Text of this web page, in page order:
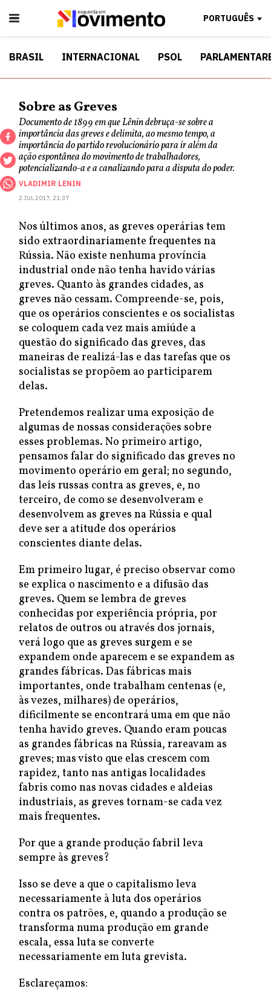
PORTUGUÊS
BRASIL INTERNACIONAL PSOL
Sobre as Greves
Documento de 1899 em que Lênin debruça-se sobre a
importância das greves e delimita, ao mesmo tempo, a
importância do partido revolucionário para ir além da
ação espontânea do movimento de trabalhadores,
potencializando-a e a canalizando para a disputa do poder.
VLADIMIR LENIN
2 JUL 2017, 21:37
Nos últimos anos, as greves operárias tem
sido extraordinariamente frequentes na
Rússia. Não existe nenhuma província
industrial onde não tenha havido várias
greves. Quanto às grandes cidades, as
greves não cessam. Compreende-se, pois,
que os operários conscientes e os socialistas
se coloquem cada vez mais amiúde a
questão do significado das greves, das
maneiras de realizá-las e das tarefas que os
socialistas se propõem ao participarem
delas.
Pretendemos realizar uma exposição de
algumas de nossas considerações sobre
esses problemas. No primeiro artigo,
pensamos falar do significado das greves no
movimento operário em geral; no segundo,
das leis russas contra as greves, e, no
terceiro, de como se desenvolveram e
desenvolvem as greves na Rússia e qual
deve ser a atitude dos operários
conscientes diante delas.
Em primeiro lugar, é preciso observar como
se explica o nascimento e a difusão das
greves. Quem se lembra de greves
conhecidas por experiência própria, por
relatos de outros ou através dos jornais,
verá logo que as greves surgem e se
expandem onde aparecem e se expandem as
grandes fábricas. Das fábricas mais
importantes, onde trabalham centenas (e,
às vezes, milhares) de operários,
dificilmente se encontrará uma em que não
tenha havido greves. Quando eram poucas
as grandes fábricas na Rússia, rareavam as
greves; mas visto que elas crescem com
rapidez, tanto nas antigas localidades
fabris como nas novas cidades e aldeias
industriais, as greves tornam-se cada vez
mais frequentes.
Por que a grande produção fabril leva
sempre às greves?
Isso se deve a que o capitalismo leva
necessariamente à luta dos operários
contra os patrões, e, quando a produção se
transforma numa produção em grande
escala, essa luta se converte
necessariamente em luta grevista.
Esclareçamos: